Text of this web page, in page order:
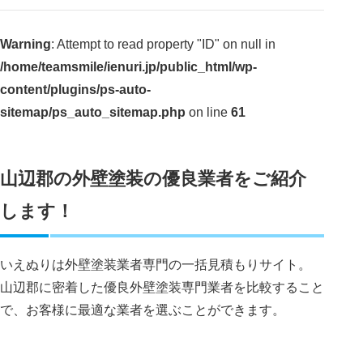
Warning: Attempt to read property "ID" on null in
/home/teamsmile/ienuri.jp/public_html/wp-
content/plugins/ps-auto-
sitemap/ps_auto_sitemap.php on line 61
山辺郡の外壁塗装の優良業者をご紹介
します！
いえぬりは外壁塗装業者専門の一括見積もりサイト。
山辺郡に密着した優良外壁塗装専門業者を比較すること
で、お客様に最適な業者を選ぶことができます。